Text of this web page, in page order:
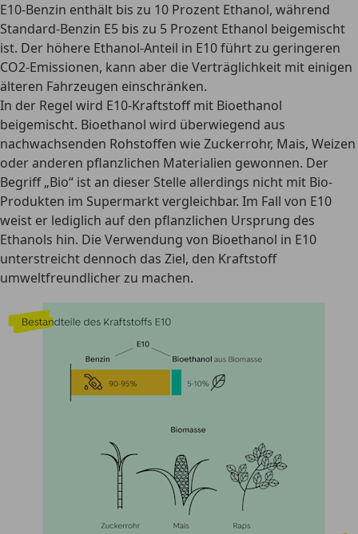
E10-Benzin enthält bis zu 10 Prozent Ethanol, während
Standard-Benzin E5 bis zu 5 Prozent Ethanol beigemischt
ist. Der höhere Ethanol-Anteil in E10führt zu geringeren
CO2-Emissionen, kann aber die Verträglichkeit mit einigen
älteren Fahrzeugen einschränken.
In der Regel wird E10-Kraftstoff mit Bioethanol
beigemischt. Bioethanol wird überwiegend aus
nachwachsenden Rohstoffen wie Zuckerrohr, Mais, Weizen
oder anderen pflanzlichen Materialien gewonnen. Der
Begriff „Bio“ ist an dieser Stelle allerdings nicht mit Bio-
Produkten im Supermarkt vergleichbar. Im Fall von E10
weist er lediglich auf den pflanzlichen Ursprung des
Ethanols hin. DieVerwendung von Bioethanol in E10
unterstreicht dennoch das Ziel, den Kraftstoff
umweltfreundlicher zu machen.